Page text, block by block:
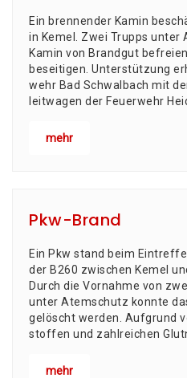
Ein bren­nen­der Kamin
in Kemel. Zwei Trupps
Kamin von Brand­gut
beseitigen. Unter­stüt­zung
wehr Bad Schwal­bach mit
leit­wa­gen der Feu­er­wehr
mehr
Pkw-Brand
Ein Pkw stand beim
der B260 zwi­schen Kemel
Durch die Vor­nah­me von
unter Atem­schutz konn­te
gelöscht wer­den. Auf­grund
stof­fen und zahl­rei­chen
mehr